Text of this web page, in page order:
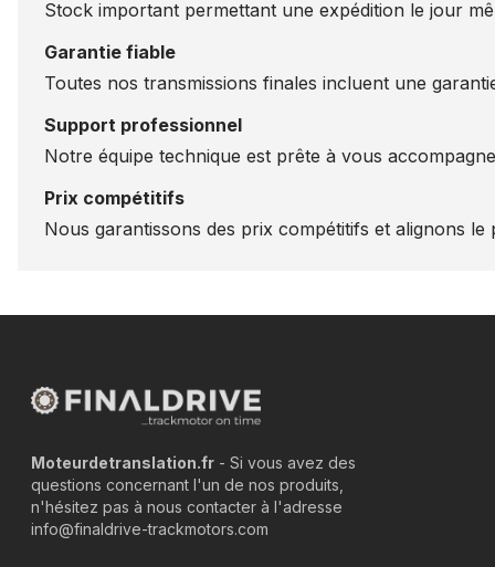
Stock important permettant une expédition le jour
Garantie fiable
Toutes nos transmissions finales incluent une
Support professionnel
Notre équipe technique est prête à vous
Prix compétitifs
Nous garantissons des prix compétitifs et alignons
Moteurdetranslation.fr - Si vous avez des
questions concernant l'un de nos produits,
n'hésitez pas à nous contacter à l'adresse
info@finaldrive-trackmotors.com